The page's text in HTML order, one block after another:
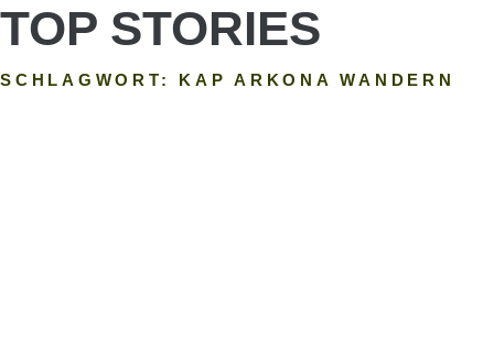
TOP STORIES
SCHLAGWORT: KAP ARKONA WANDERN